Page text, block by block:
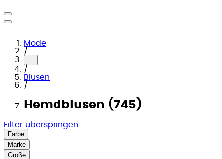
Mode
/
...
/
Blusen
/
Hemdblusen (745)
Filter überspringen
Farbe
Marke
Größe